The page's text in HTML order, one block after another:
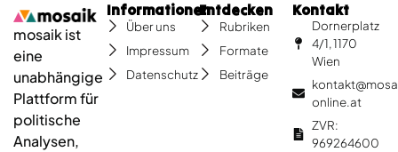
mosaik ist
eine
unabhängige
Plattform für
politische
Analysen,
Informationen
Über uns
Impressum
Datenschutz
Entdecken
Rubriken
Formate
Beiträge
Kontakt
Dornerplatz
4/1, 1170
Wien
online.at
ZVR:
969264600